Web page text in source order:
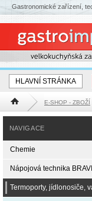
HLAVNÍ STRÁNKA
Hlavní stránka E-SHOP - ZBOŽÍ
NAVIGACE
Chemie
Nápojová technika
Termoporty, jídlonosiče,
Gastronomické zařízení,